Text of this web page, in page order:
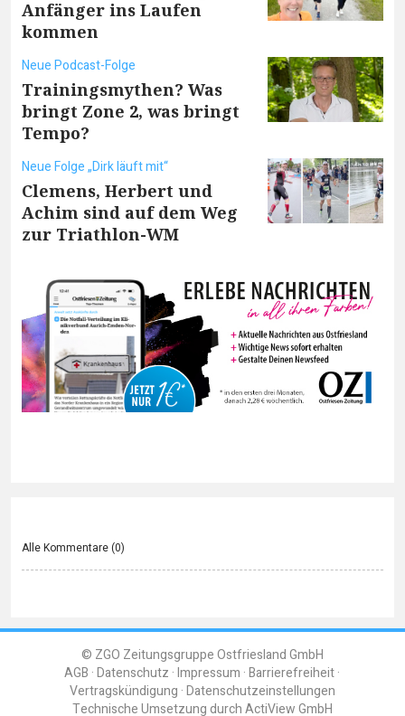
Anfänger ins Laufen
kommen
Neue Podcast-Folge
Trainingsmythen? Was
bringt Zone 2, was bringt
Tempo?
Neue Folge „Dirk läuft mit“
Clemens, Herbert und
Achim sind auf dem Weg
zur Triathlon-WM
Alle Kommentare (0)
© ZGO Zeitungsgruppe Ostfriesland GmbH
AGB Datenschutz Impressum Barrierefreiheit
Vertragskündigung Datenschutzeinstellungen
Technische Umsetzung durchActiView GmbH